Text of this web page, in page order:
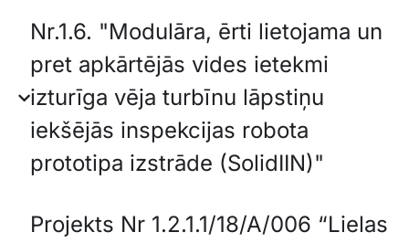
Nr.1.6. "Modulāra, ērti lietojama un
pret apkārtējās vides ietekmi
izturīga vēja turbīnu lāpstiņu
iekšējās inspekcijas robota
prototipa izstrāde (SolidIIN)"
Projekts Nr 1.2.1.1/18/A/006 “Lielas